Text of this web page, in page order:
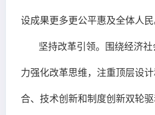
设成果更多更公平惠及全体人民
坚持改革引领。围绕经济
力强化改革思维，注重顶层设
合、技术创新和制度创新双轮